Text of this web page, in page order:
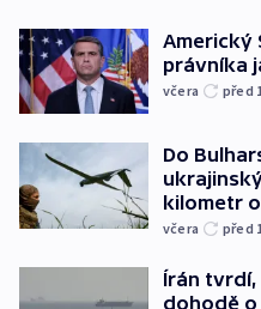
Americký
právníka
včera před
Do
kilometr
včera před
Írán tvrdí,
dohodě o